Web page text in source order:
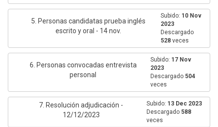
5. Personas candidatas prueba inglés
escrito y oral - 14 nov.
Subido: 10 Nov
2023
Descargado
528 veces
6. Personas convocadas entrevista
personal
Subido: 17 Nov
2023
Descargado 504
veces
7. Resolución adjudicación -
12/12/2023
Subido: 13 Dec 2023
Descargado 588
veces